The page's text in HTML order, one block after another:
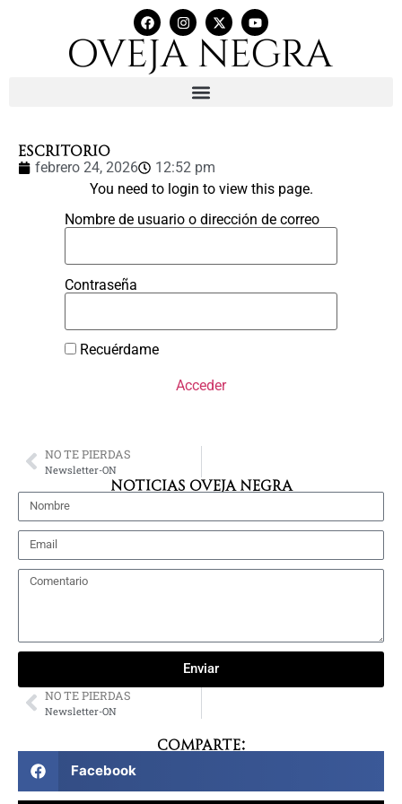
Escritorio
febrero 24, 2026
12:52 pm
You need to login to view this page.
Nombre de usuario o dirección de correo
Contraseña
Recuérdame
NO TE PIERDAS
Newsletter-ON
NOTICIAS OVEJA NEGRA
Enviar
NO TE PIERDAS
Newsletter-ON
Comparte:
Facebook